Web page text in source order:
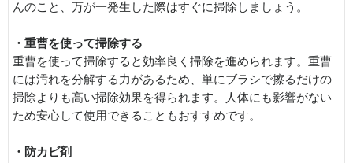
んのこと、万が一発生した際はすぐに掃除しましょう。
・重曹を使って掃除する
重曹を使って掃除すると効率良く掃除を進められます。重曹
には汚れを分解する力があるため、単にブラシで擦るだけの
掃除よりも高い掃除効果を得られます。人体にも影響がない
ため安心して使用できることもおすすめです。
・防カビ剤